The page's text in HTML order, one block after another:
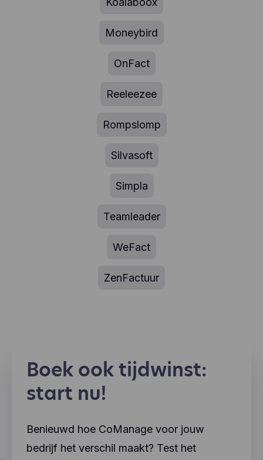
Moneybird
OnFact
Reeleezee
Rompslomp
Silvasoft
Simpla
Teamleader
WeFact
ZenFactuur
Boek ook tijdwinst:
start nu!
Benieuwd hoe CoManage voor jouw
bedrijf het verschil maakt? Test het